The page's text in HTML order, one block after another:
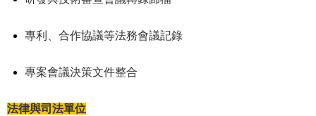
專利、合作協議等法務會議記錄
專案會議決策文件整合
法律與司法單位